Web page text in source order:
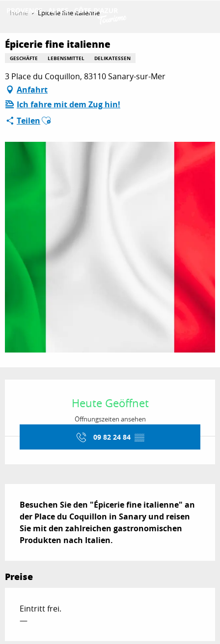
principal
ENTDECKEN
AKTIVITÄTEN
AUFENTHALT
Home Épicerie fine italienne
Épicerie fine italienne
GESCHÄFTE LEBENSMITTEL DELIKATESSEN
3 Place du Coquillon, 83110 Sanary-sur-Mer
Anfahrt
Ich fahre mit dem Zug hin!
TeilenAjouter aux favoris
Heute Geöffnet
Öffnungszeiten ansehen
09 82 24 84 ▒▒
Besuchen Sie den "Épicerie fine italienne" an
der Place du Coquillon in Sanary und reisen
Sie mit den zahlreichen gastronomischen
Produkten nach Italien.
Preise
Eintritt frei.
—